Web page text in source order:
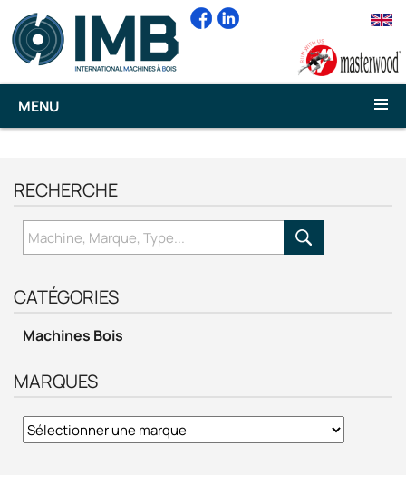
text
MENU
RECHERCHE
CATÉGORIES
Machines Bois
MARQUES